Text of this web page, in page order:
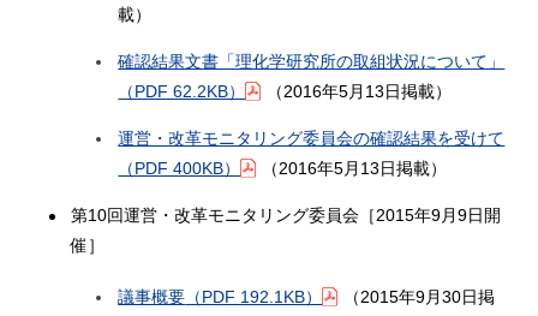
載）
確認結果文書「理化学研究所の取組状況について」
（PDF 62.2KB）
（2016年5月13日掲載）
運営・改革モニタリング委員会の確認結果を受けて
（PDF 400KB）
（2016年5月13日掲載）
第10回運営・改革モニタリング委員会［2015年9月9日開
催］
議事概要 （PDF 192.1KB）
（2015年9月30日掲